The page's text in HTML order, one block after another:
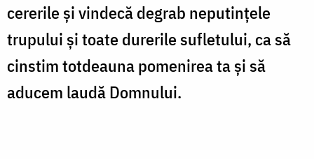
cererile și vindecă degrab neputințele
trupului și toate durerile sufletului, ca să
cinstim totdeauna pomenirea ta și să
aducem laudă Domnului.